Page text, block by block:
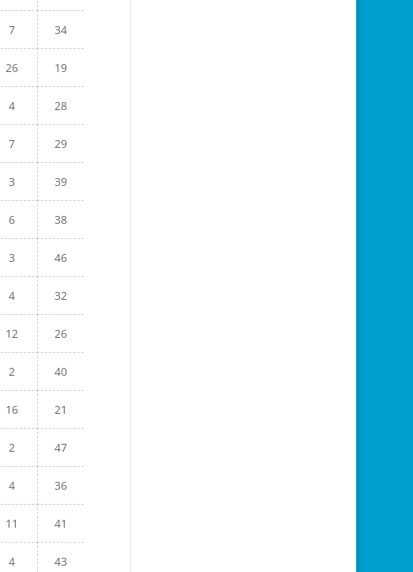
7 34
26 19
4 28
7 29
3 39
6 38
3 46
4 32
12 26
2 40
16 21
2 47
4 36
11 41
4 43